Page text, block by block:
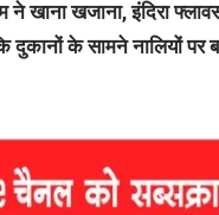
ने खाना खजाना, इंदिरा
दुकानों के सामने नालियों पर